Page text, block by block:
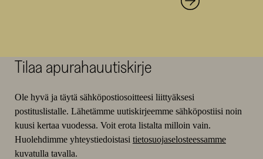
Tilaa apurahauutiskirje
Ole hyvä ja täytä sähköpostiosoitteesi liittyäksesi
postituslistalle. Lähetämme uutiskirjeemme sähköpostiisi noin
kuusi kertaa vuodessa. Voit erota listalta milloin vain.
Huolehdimme yhteystiedoistasi tietosuojaselosteessamme
kuvatulla tavalla.